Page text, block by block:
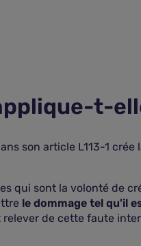
t-
son article L113-1 crée
qui sont la volonté de
le dommage tel qu'il
de cette faute